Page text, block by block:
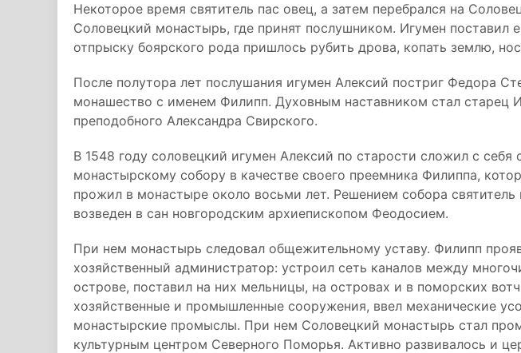
Некоторое время святитель пас овец, а затем перебрался на
Соловецкий монастырь, где принят послушником. Игумен поставил
отпрыску боярского рода пришлось рубить дрова, копать землю,
После полутора лет послушания игумен Алексий постриг Федора
монашество с именем Филипп. Духовным наставником стал старец
преподобного Александра Свирского.
В 1548 году соловецкий игумен Алексий по старости сложил с себя
монастырскому собору в качестве своего преемника Филиппа,
прожил в монастыре около восьми лет. Решением собора святитель
возведен в сан новгородским архиепископом Феодосием.
При нем монастырь следовал общежительному уставу. Филипп
хозяйственный администратор: устроил сеть каналов между
острове, поставил на них мельницы, на островах и в поморских
хозяйственные и промышленные сооружения, ввел механические
монастырские промыслы. При нем Соловецкий монастырь стал
культурным центром Северного Поморья. Активно развивалось и